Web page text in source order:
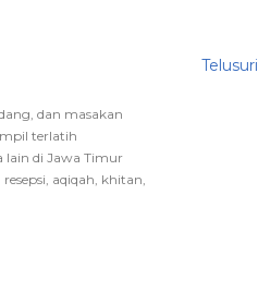
Telusuri
dan masakan
terlatih
lain di Jawa Timur
aqiqah, khitan,